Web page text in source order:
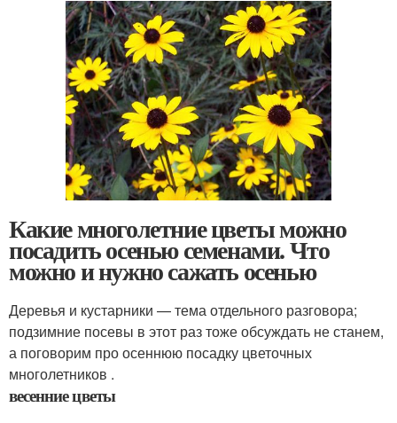
Какие многолетние цветы можно
посадить осенью семенами. Что
можно и нужно сажать осенью
Деревья и кустарники — тема отдельного разговора;
подзимние посевы в этот раз тоже обсуждать не станем,
а поговорим про осеннюю посадку цветочных
многолетников .
весенние цветы